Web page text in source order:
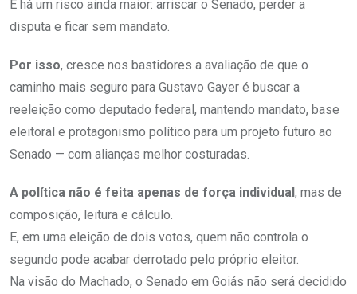
E há um risco ainda maior: arriscar o Senado, perder a
disputa e ficar sem mandato.
Por isso, cresce nos bastidores a avaliação de que o
caminho mais seguro para Gustavo Gayer é buscar a
reeleição como deputado federal, mantendo mandato, base
eleitoral e protagonismo político para um projeto futuro ao
Senado — com alianças melhor costuradas.
A política não é feita apenas de força individual , mas de
composição, leitura e cálculo.
E, em uma eleição de dois votos, quem não controla o
segundo pode acabar derrotado pelo próprio eleitor.
Na visão do Machado, o Senado em Goiás não será decidido